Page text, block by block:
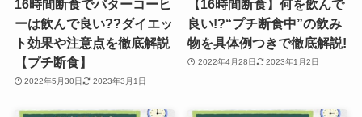
16時間断食でバターコーヒ
ーは飲んで良い??ダイエッ
ト効果や注意点を徹底解説
【プチ断食】
2022年5月30日 2023年3月1日
【16時間断食】何を飲んで
良い!?“プチ断食中”の飲み
物を具体例つきで徹底解説!
2022年4月28日 2023年1月2日